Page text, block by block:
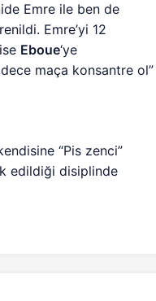
Emre ile ben de
Emre’yi 12
Eboue‘ye
maça konsantre ol”
“Pis zenci”
edildiği disiplinde